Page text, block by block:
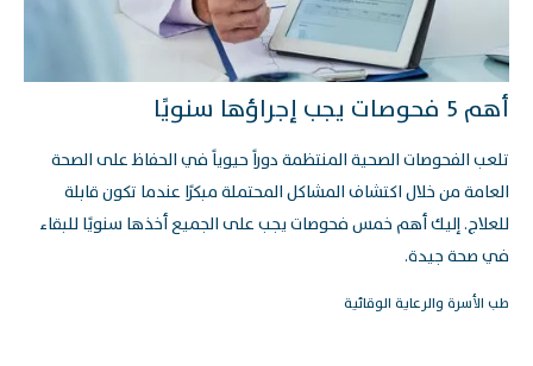
أهم 5 فحوصات يجب إجراؤها سنويًا
تلعب الفحوصات الصحية المنتظمة دوراً حيوياً في الحفاظ على الصحة
العامة من خلال اكتشاف المشاكل المحتملة مبكرًا عندما تكون قابلة
للعلاج. إليك أهم خمس فحوصات يجب على الجميع أخذها سنويًا للبقاء
في صحة جيدة.
طب الأسرة والرعاية الوقائية